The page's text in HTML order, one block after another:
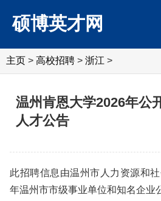
硕博英才网
主页 > 高校招聘 > 浙江 >
温州肯恩大学2026年公
人才公告
此招聘信息由温州市人力资源和
年温州市市级事业单位和知名企业